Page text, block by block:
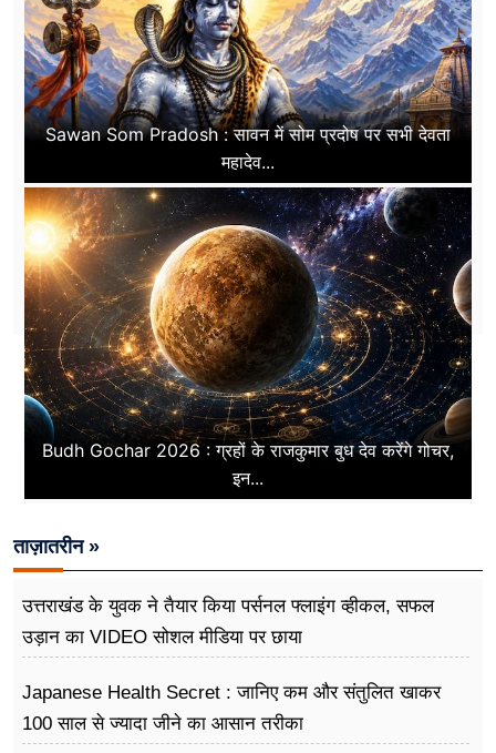
Sawan Som Pradosh : सावन में सोम प्रदोष पर सभी देवता
महादेव...
Budh Gochar 2026 : ग्रहों के राजकुमार बुध देव करेंगे गोचर,
इन...
ताज़ातरीन »
उत्तराखंड के युवक ने तैयार किया पर्सनल फ्लाइंग व्हीकल, सफल
उड़ान का VIDEO सोशल मीडिया पर छाया
Japanese Health Secret : जानिए कम और संतुलित खाकर
100 साल से ज्यादा जीने का आसान तरीका